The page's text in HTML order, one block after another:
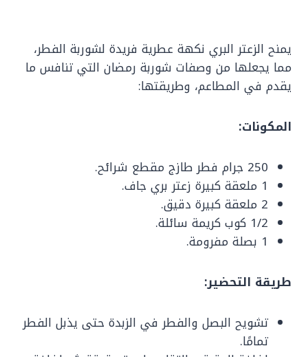
يمنح الزعتر البري نكهة عطرية فريدة لشوربة الفطر،
مما يجعلها من وصفات شوربة رمضان التي تنافس ما
يقدم في المطاعم، وطريقتها:
المكونات:
250 جرام فطر طازج مقطع شرائح.
1 ملعقة كبيرة زعتر بري جاف.
2 ملعقة كبيرة دقيق.
1/2 كوب كريمة سائلة.
1 بصلة مفرومة.
طريقة التحضير:
تشويح البصل والفطر في الزبدة حتى يذبل الفطر
تمامًا.